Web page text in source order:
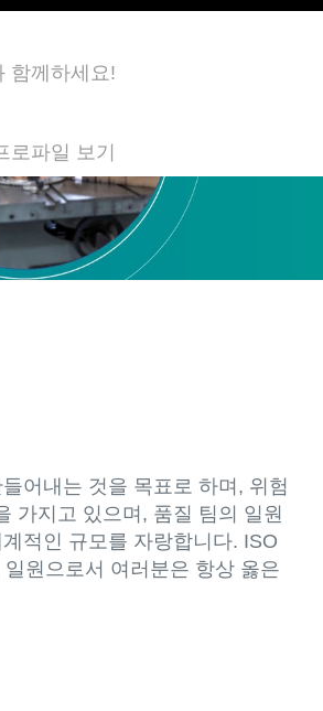
함께하세요!
로파일 보기
어내는 것을 목표로 하며, 위험
가지고 있으며, 품질 팀의 일원
적인 규모를 자랑합니다. ISO
원으로서 여러분은 항상 옳은